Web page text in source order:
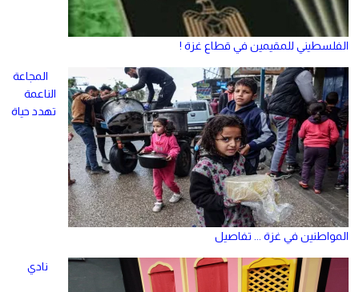
الفلسطيني للمقيمين في قطاع غزة !
المجاعة
الناعمة
تهدد حياة
المواطنين في غزة ... تفاصيل
نادي